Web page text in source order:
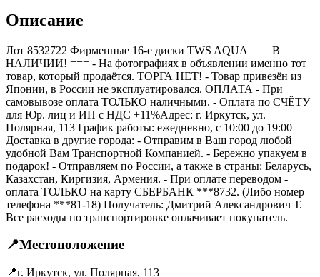
Описание
Лот 8532722 Фирменные 16-е диски TWS AQUA === B
НАЛИЧИИ! === - На фотографиях в объявлении именно тот
товар, который продаётся. ТОРГА НЕТ! - Товар привезён из
Японии, в России не эксплуатировался. ОПЛАТА - При
самовывозе оплата ТОЛЬКО наличными. - Оплата по СЧЁТУ
для Юр. лиц и ИП с НДС +11%Адрес: г. Иркутск, ул.
Полярная, 113 График работы: ежедневно, с 10:00 до 19:00
Доставка в другие города: - Отправим в Ваш город любой
удобной Вам Транспортной Компанией. - Бережно упакуем в
подарок! - Отправляем по России, а также в страны: Беларусь,
Казахстан, Киргизия, Армения. - При оплате переводом -
оплата ТОЛЬКО на карту СБЕРБАНК ***8732. (Либо номер
телефона ***81-18) Получатель: Дмитрий Александрович Т.
Все расходы по транспортировке оплачивает покупатель.
📍Местоположение
📍г. Иркутск, ул. Полярная, 113